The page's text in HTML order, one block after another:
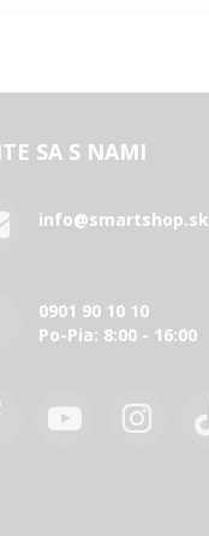
SA S NAMI
info@smartshop.sk
0901 90 10 10
Po-Pia: 8:00 - 16:00